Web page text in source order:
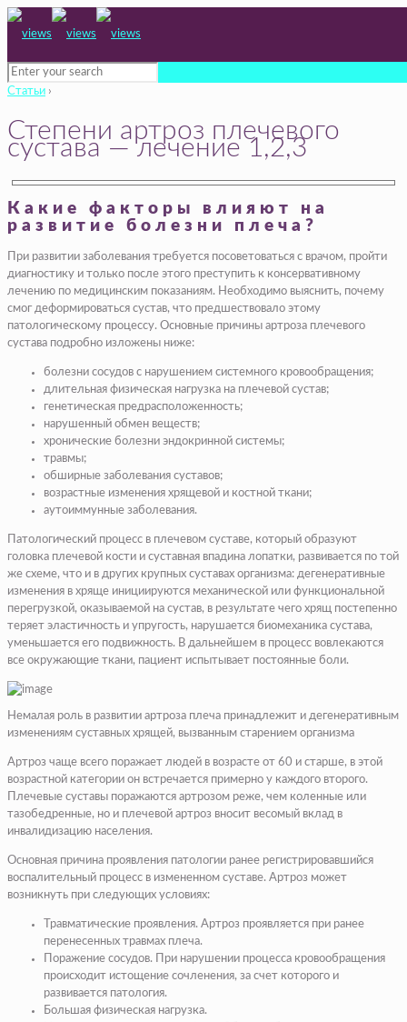
Статьи ›
Степени артроз плечевого
сустава — лечение 1,2,3
Какие факторы влияют на
развитие болезни плеча?
При развитии заболевания требуется посоветоваться с врачом, пройти
диагностику и только после этого преступить к консервативному
лечению по медицинским показаниям. Необходимо выяснить, почему
смог деформироваться сустав, что предшествовало этому
патологическому процессу. Основные причины артроза плечевого
сустава подробно изложены ниже:
болезни сосудов с нарушением системного кровообращения;
длительная физическая нагрузка на плечевой сустав;
генетическая предрасположенность;
нарушенный обмен веществ;
хронические болезни эндокринной системы;
травмы;
обширные заболевания суставов;
возрастные изменения хрящевой и костной ткани;
аутоиммунные заболевания.
Патологический процесс в плечевом суставе, который образуют
головка плечевой кости и суставная впадина лопатки, развивается по той
же схеме, что и в других крупных суставах организма: дегенеративные
изменения в хряще инициируются механической или функциональной
перегрузкой, оказываемой на сустав, в результате чего хрящ постепенно
теряет эластичность и упругость, нарушается биомеханика сустава,
уменьшается его подвижность. В дальнейшем в процесс вовлекаются
все окружающие ткани, пациент испытывает постоянные боли.
Немалая роль в развитии артроза плеча принадлежит и дегенеративным
изменениям суставных хрящей, вызванным старением организма
Артроз чаще всего поражает людей в возрасте от 60 и старше, в этой
возрастной категории он встречается примерно у каждого второго.
Плечевые суставы поражаются артрозом реже, чем коленные или
тазобедренные, но и плечевой артроз вносит весомый вклад в
инвалидизацию населения.
Основная причина проявления патологии ранее регистрировавшийся
воспалительный процесс в измененном суставе. Артроз может
возникнуть при следующих условиях:
Травматические проявления. Артроз проявляется при ранее
перенесенных травмах плеча.
Поражение сосудов. При нарушении процесса кровообращения
происходит истощение сочленения, за счет которого и
развивается патология.
Большая физическая нагрузка.